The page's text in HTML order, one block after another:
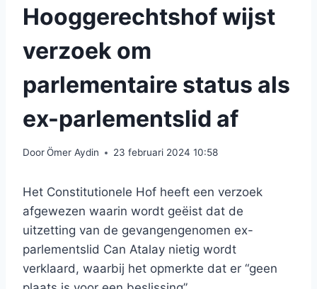
Hooggerechtshof wijst
verzoek om
parlementaire status als
ex-parlementslid af
DoorÖmer Aydin 23 februari 2024 10:58
Het Constitutionele Hof heeft een verzoek
afgewezen waarin wordt geëist dat de
uitzetting van de gevangengenomen ex-
parlementslid Can Atalay nietig wordt
verklaard, waarbij het opmerkte dat er “geen